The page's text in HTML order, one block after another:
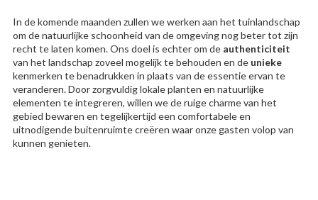
In de komende maanden zullen we werken aan het tuinlandschap
om de natuurlijke schoonheid van de omgeving nog beter tot zijn
recht te laten komen. Ons doel is echter om de authenticiteit
van het landschap zoveel mogelijk te behouden en de unieke
kenmerken te benadrukken in plaats van de essentie ervan te
veranderen. Door zorgvuldig lokale planten en natuurlijke
elementen te integreren, willen we de ruige charme van het
gebied bewaren en tegelijkertijd een comfortabele en
uitnodigende buitenruimte creëren waar onze gasten volop van
kunnen genieten.